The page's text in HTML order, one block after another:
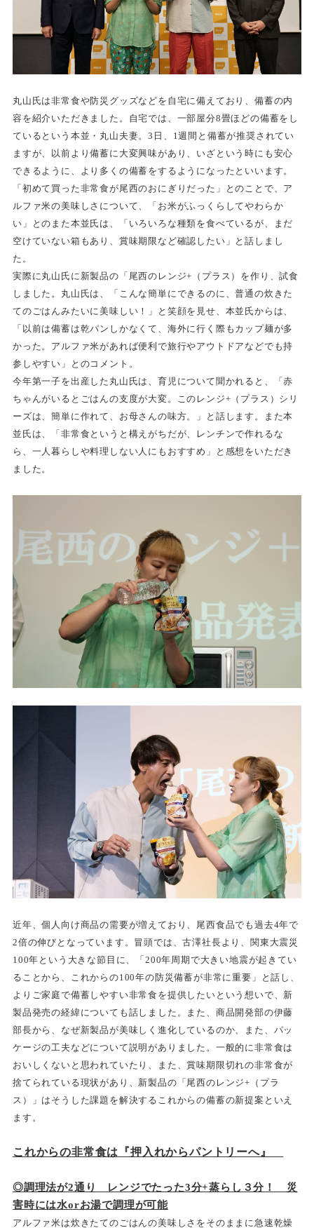
丸山氏は非常食や防災グッズなどを自宅に備えており、備蓄の内
容を紹介いただきました。自宅では、一部屋分8畳ほどの備蓄をし
ているという本並・丸山夫妻。3日、1週間と備蓄が推奨されてい
ますが、以前より備蓄に大変興味があり、いざという時にも安心
できるように、より多くの備蓄をするようになったといいます。
「初めて買った非常食が尾西のおにぎりだった」とのことで、ア
ルファ米の美味しさについて、「お米がふっくらしてやわらか
い」とのまた本並氏は、「いろいろな種類を食べているが、まだ
空けていない箱もあり、賞味期限など確認したい」と話しまし
た。
実際に丸山氏に新製品の「尾西のレンジ+（プラス）を作り、試食
しました。丸山氏は、「こんな簡単にできるのに、普通の炊きた
てのごはんみたいに美味しい！」と笑顔を見せ、本並氏からは、
「以前は備蓄は乾パンしかなくて、海外に行く際もカップ麺が多
かった。アルファ米があれば便利で旅行やアウトドアなどでも持
参しやすい」とのコメント。
今年第一子を出産した丸山氏は、育児について聞かれると、「赤
ちゃんがいるとごはんの支度が大変。このレンジ+（プラス）シリ
ーズは、簡単に作れて、お母さんの味方。」と話します。また本
並氏は、「非常食というと構えがちだが、レンチンで作れるな
ら、一人暮らしや料理しない人にもおすすめ」と感想をいただき
ました。
近年、個人向け商品の需要が増えており、尾西食品でも過去4年で
2倍の伸びとなっています。冒頭では、古澤社長より、関東大震災
100年という大きな節目に、「200年周期で大きい地震が起きてい
ることから、これからの100年の防災備蓄が非常に重要」と話し、
よりご家庭で備蓄しやすい非常食を提供したいという想いで、新
製品発売の経緯についても話しました。また、商品開発部の伊藤
部長から、なぜ新製品が美味しく進化しているのか、また、パッ
ケージの工夫などについて説明がありました。一般的に非常食は
おいしくないと思われていたり、また、賞味期限切れの非常食が
捨てられている現状があり、新製品の「尾西のレンジ+（プラ
ス）」はそうした課題を解決するこれからの備蓄の新提案といえ
ます。
これからの非常食は『押入れからパントリーへ』
◎調理法が2通り レンジでたった3分+蒸らし３分！ 災
害時には水orお湯で調理が可能
アルファ米は炊きたてのごはんの美味しさをそのままに急速乾燥